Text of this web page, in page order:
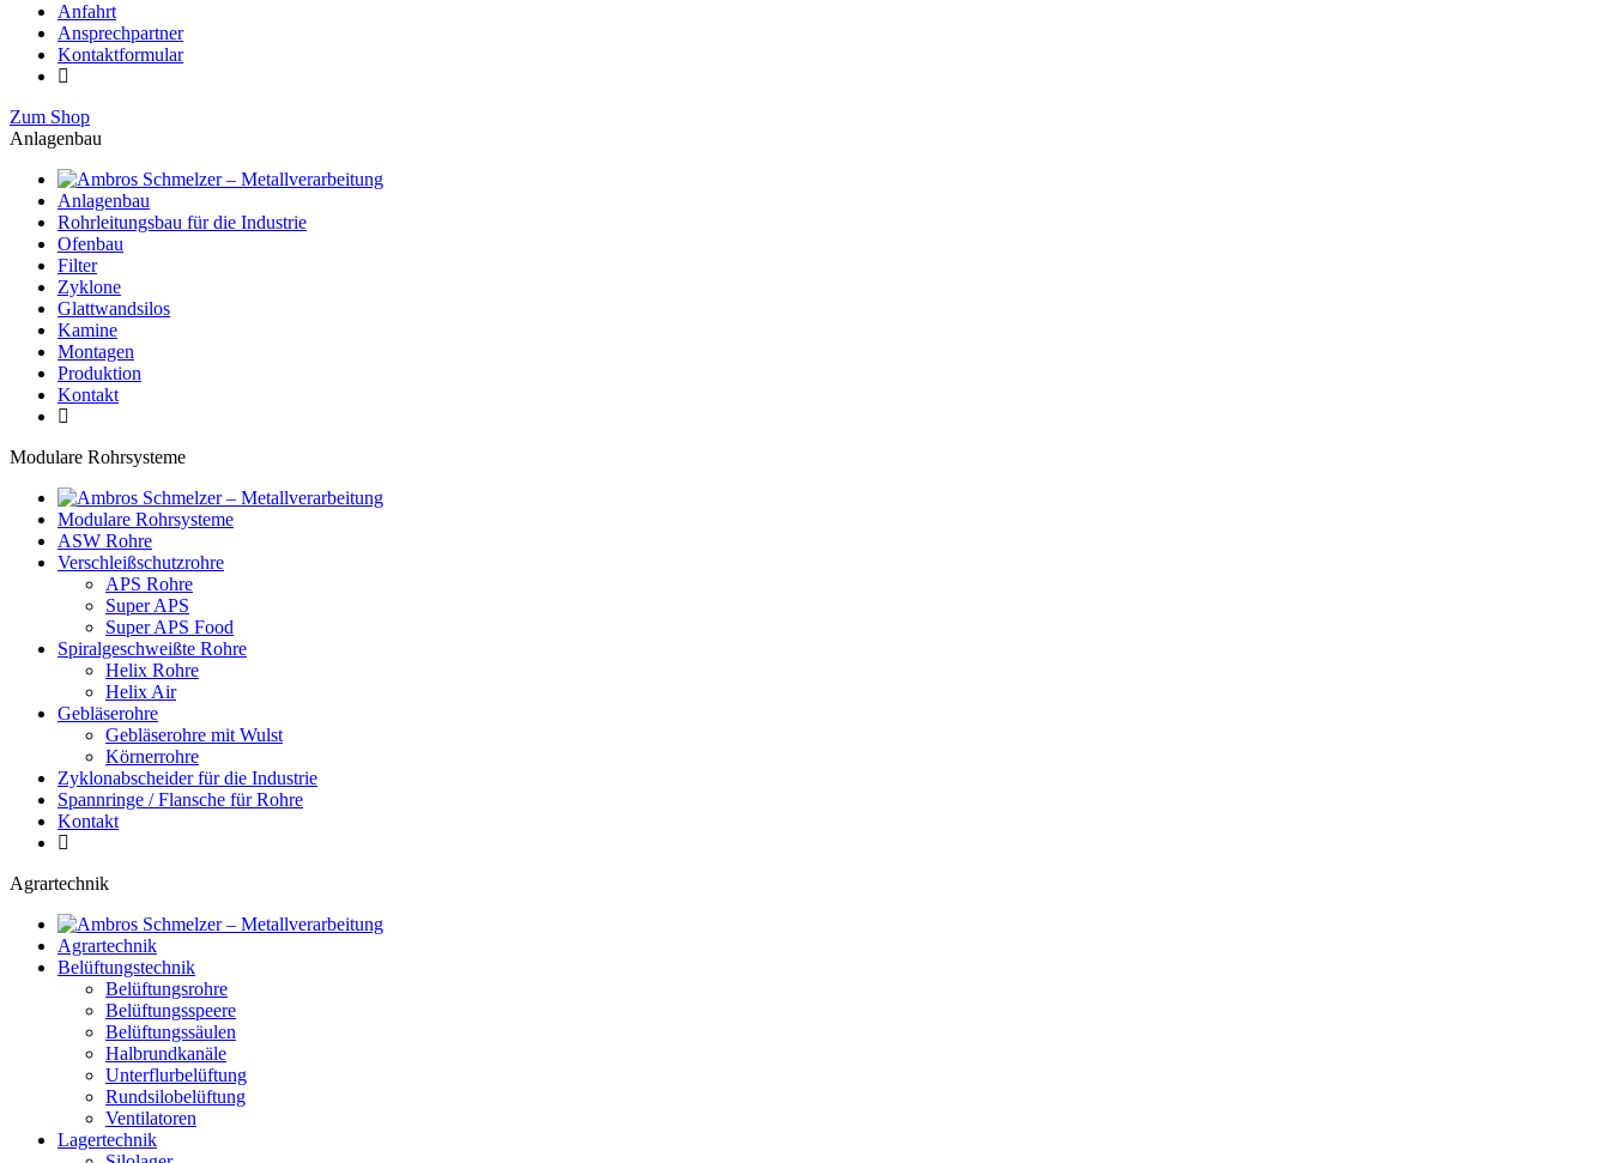
Anfahrt
Ansprechpartner
Kontaktformular
Zum Shop
Anlagenbau
Anlagenbau
Rohrleitungsbau für die Industrie
Ofenbau
Filter
Zyklone
Glattwandsilos
Kamine
Montagen
Produktion
Kontakt
Modulare Rohrsysteme
Modulare Rohrsysteme
ASW Rohre
Verschleißschutzrohre
APS Rohre
Super APS
Super APS Food
Spiralgeschweißte Rohre
Helix Rohre
Helix Air
Gebläserohre
Gebläserohre mit Wulst
Körnerrohre
Zyklonabscheider für die Industrie
Spannringe / Flansche für Rohre
Kontakt
Agrartechnik
Agrartechnik
Belüftungstechnik
Belüftungsrohre
Belüftungsspeere
Belüftungssäulen
Halbrundkanäle
Unterflurbelüftung
Rundsilobelüftung
Ventilatoren
Lagertechnik